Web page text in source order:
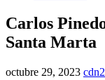
Carlos
Santa Marta
octubre 29, 2023